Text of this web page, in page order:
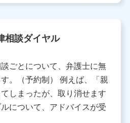
ドレス、お客さまの識別子、属
ビスのご利用に関する情報。例
号、性別、年齢、家族構成、住
ント利用履歴などが含まれます。
モが提供する各種サービスなどの
る情報。例として、当社又は株式
各種サービスのご契約状態・ご利
時の行動に関する情報、アプリケ
する情報、購入されたサービスや
相談ダイヤル
ごとについて、弁護士に無
。（予約制） 例えば、「親
しまったが、取り消せます
について、アドバイスが受